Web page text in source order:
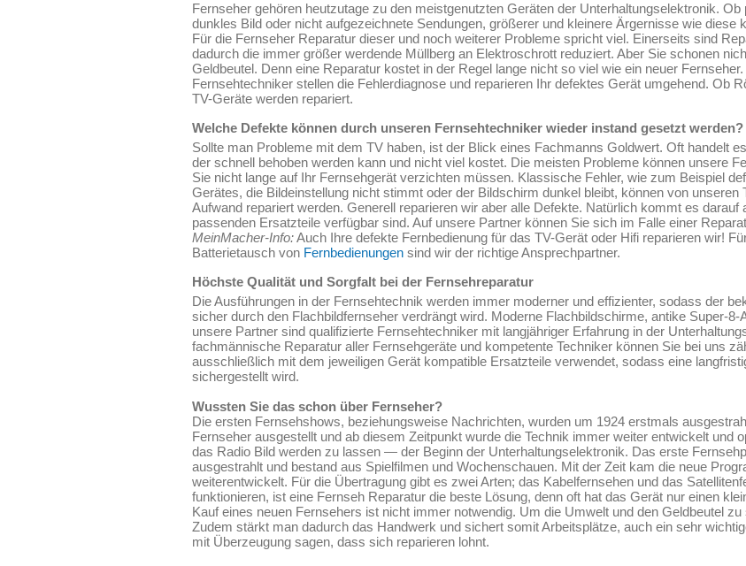
Fernseher gehören heutzutage zu den meistgenutzten Geräten der Unterhaltungselektronik.
dunkles Bild oder nicht aufgezeichnete Sendungen, größerer und kleinere Ärgernisse wie diese
Für die Fernseher Reparatur dieser und noch weiterer Probleme spricht viel. Einerseits sind
dadurch die immer größer werdende Müllberg an Elektroschrott reduziert. Aber Sie schonen
Geldbeutel. Denn eine Reparatur kostet in der Regel lange nicht so viel wie ein neuer
Fernsehtechniker stellen die Fehlerdiagnose und reparieren Ihr defektes Gerät umgehend. Ob
TV-Geräte werden repariert.
Welche Defekte können durch unseren Fernsehtechniker wieder instand gesetzt werden?
Sollte man Probleme mit dem TV haben, ist der Blick eines Fachmanns Goldwert. Oft handelt
der schnell behoben werden kann und nicht viel kostet. Die meisten Probleme können unsere
Sie nicht lange auf Ihr Fernsehgerät verzichten müssen. Klassische Fehler, wie zum Beispiel
Gerätes, die Bildeinstellung nicht stimmt oder der Bildschirm dunkel bleibt, können von unseren
Aufwand repariert werden. Generell reparieren wir aber alle Defekte. Natürlich kommt es
passenden Ersatzteile verfügbar sind. Auf unsere Partner können Sie sich im Falle einer
MeinMacher-Info:Auch Ihre defekte Fernbedienung für das TV-Gerät oder Hifi reparieren wir!
Batterietausch von Fernbedienungen sind wir der richtige Ansprechpartner.
Höchste Qualität und Sorgfalt bei der Fernsehreparatur
Die Ausführungen in der Fernsehtechnik werden immer moderner und effizienter, sodass der
sicher durch den Flachbildfernseher verdrängt wird. Moderne Flachbildschirme, antike Super-8-
unsere Partner sind qualifizierte Fernsehtechniker mit langjähriger Erfahrung in der
fachmännische Reparatur aller Fernsehgeräte und kompetente Techniker können Sie bei uns
ausschließlich mit dem jeweiligen Gerät kompatible Ersatzteile verwendet, sodass eine
sichergestellt wird.
Wussten Sie das schon über Fernseher?
Die ersten Fernsehshows, beziehungsweise Nachrichten, wurden um 1924 erstmals
Fernseher ausgestellt und ab diesem Zeitpunkt wurde die Technik immer weiter entwickelt und
das Radio Bild werden zu lassen — der Beginn der Unterhaltungselektronik. Das erste
ausgestrahlt und bestand aus Spielfilmen und Wochenschauen. Mit der Zeit kam die neue
weiterentwickelt. Für die Übertragung gibt es zwei Arten; das Kabelfernsehen und das
funktionieren, ist eine Fernseh Reparatur die beste Lösung, denn oft hat das Gerät nur einen
Kauf eines neuen Fernsehers ist nicht immer notwendig. Um die Umwelt und den Geldbeutel
Zudem stärkt man dadurch das Handwerk und sichert somit Arbeitsplätze, auch ein sehr
mit Überzeugung sagen, dass sich reparieren lohnt.